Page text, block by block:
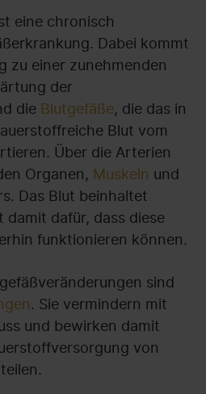
eine chronisch
Dabei kommt
zu einer zunehmenden
der
die Blutgefäße, die das in
Blut vom
Über die Arterien
Organen, Muskeln und
Das Blut beinhaltet
dafür, dass diese
funktionieren können.
sind
. Sie vermindern mit
und bewirken damit
von